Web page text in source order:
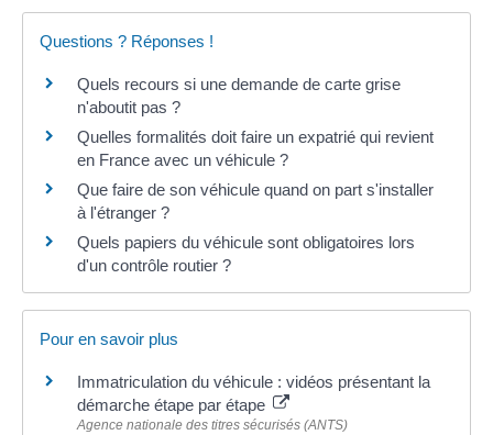
Questions ? Réponses !
Quels recours si une demande de carte grise
n'aboutit pas ?
Quelles formalités doit faire un expatrié qui revient
en France avec un véhicule ?
Que faire de son véhicule quand on part s'installer
à l'étranger ?
Quels papiers du véhicule sont obligatoires lors
d'un contrôle routier ?
Pour en savoir plus
Immatriculation du véhicule : vidéos présentant la
démarche étape par étape
Agence nationale des titres sécurisés (ANTS)